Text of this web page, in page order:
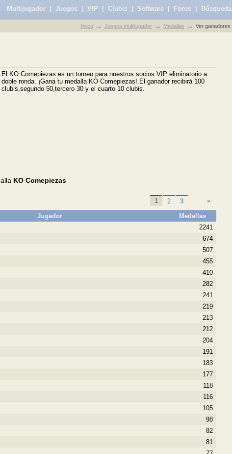
Multijugador| Juegos| VIP Clubis| Software| Foros| Búsqueda
Inicio Juegos multijugador Medallas Ver ganadores
El KO Comepiezas es un torneo para nuestros socios VIP eliminatorio a
doble ronda. ¡Gana tu medalla KO Comepiezas!.El ganador recibirá 100
clubis,segundo 50,tercero 30 y el cuarto 10 clubis.
KO Comepiezas
1 2 3 »
Jugador
Medallas
2241
674
507
455
410
282
241
219
213
212
204
191
183
177
118
116
105
98
82
81